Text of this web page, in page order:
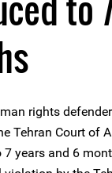
rights
Tehran Court of
years and 6